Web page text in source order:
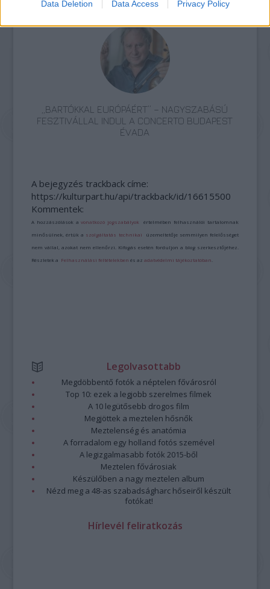
Data Deletion Data Access Privacy Policy
OBOAMŰVÉSSZEL
„BARTÓKKAL EURÓPÁÉRT” – NAGYSZABÁSÚ
FESZTIVÁLLAL INDUL A CONCERTO BUDAPEST
ÉVADA
A bejegyzés trackback címe:
https://kulturpart.hu/api/trackback/id/16615500
Kommentek:
A hozzászólások avonatkozó jogszabályok értelmében felhasználói tartalomnak
minősülnek, értük a szolgáltatás technikai üzemeltetője semmilyen felelősséget
nem vállal, azokat nem ellenőrzi. Kifogás esetén forduljon a blog szerkesztőjéhez.
Részletek a Felhasználási feltételekben és azadatvédelmi tájékoztatóban
Legolvasottabb
Megdöbbentő fotók a néptelen fővárosról
Top 10: ezek a legjobb szerelmes filmek
A 10 legütősebb drogos film
Megjöttek a meztelen hősnők
Meztelenség és anatómia
A forradalom egy holland fotós szemével
A legizgalmasabb fotók 2015-ből
Meztelen fővárosiak
Készülőben a nagy meztelen album
Nézd meg a 48-as szabadságharc hőseiről készült
fotókat!
Hírlevél feliratkozás